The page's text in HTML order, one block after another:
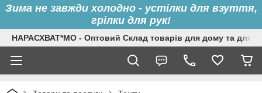
Зима не завжди холодно - устілки для взуття,
грілки для рук!
НАРАСХВАТ*МО - Оптовий Склад товарів для дому та для